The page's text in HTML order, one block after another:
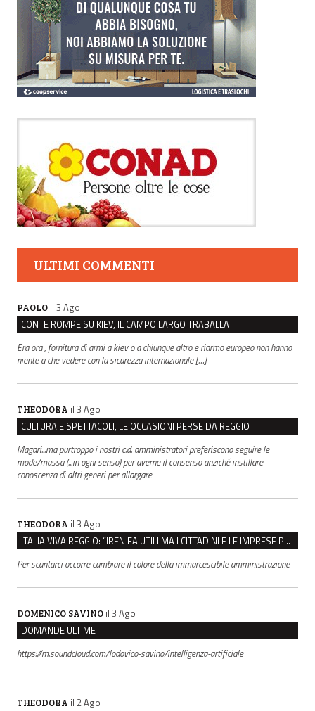
ULTIMI COMMENTI
PAOLO il 3 Ago
CONTE ROMPE SU KIEV, IL CAMPO LARGO TRABALLA
Era ora , fornitura di armi a kiev o a chiunque altro e riarmo europeo non hanno
niente a che vedere con la sicurezza internazionale […]
THEODORA il 3 Ago
CULTURA E SPETTACOLI, LE OCCASIONI PERSE DA REGGIO
Magari...ma purtroppo i nostri c.d. amministratori preferiscono seguire le
mode/massa (...in ogni senso) per averne il consenso anziché instillare
conoscenza di altri generi per allargare
THEODORA il 3 Ago
ITALIA VIVA REGGIO: “IREN FA UTILI MA I CITTADINI E LE IMPRESE PAGANO SEMPRE DI PIÙ”
Per scantarci occorre cambiare il colore della immarcescibile amministrazione
DOMENICO SAVINO il 3 Ago
DOMANDE ULTIME
https://m.soundcloud.com/lodovico-savino/intelligenza-artificiale
THEODORA il 2 Ago